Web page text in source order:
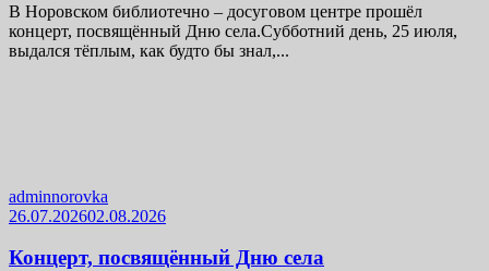
В Норовском библиотечно – досуговом центре прошёл
концерт, посвящённый Дню села.Субботний день, 25 июля,
выдался тёплым, как будто бы знал,...
adminnorovka
26.07.202602.08.2026
Концерт, посвящённый Дню села